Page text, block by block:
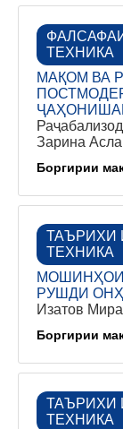
ТЕХНИКА
МАҚОМ ВА
Зарина
Боргирии
ТАЪРИХИ
ТЕХНИКА
МОШИНҲОИ
РУШДИ
Изатов
Боргирии
ТАЪРИХИ
ТЕХНИКА